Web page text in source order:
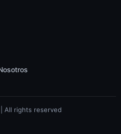
All rights reserved